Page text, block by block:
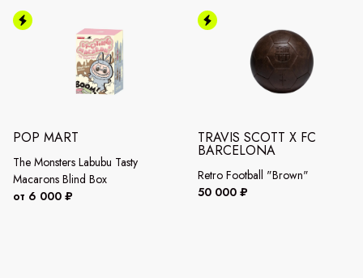
POP MART
The Monsters Labubu Tasty
Macarons Blind Box
от 6 000 ₽
TRAVIS SCOTT X FC
BARCELONA
Retro Football "Brown"
50 000 ₽